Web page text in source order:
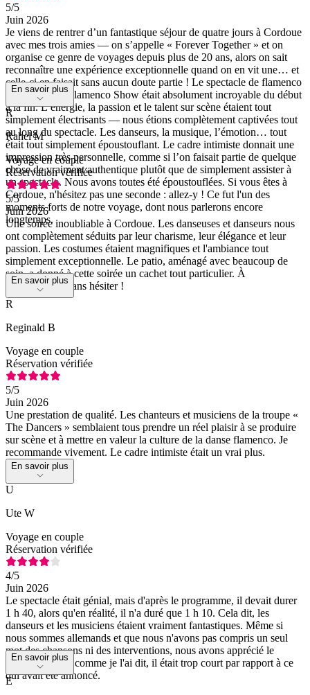
5/5
Juin 2026
Je viens de rentrer d’un fantastique séjour de quatre jours à Cordoue
avec mes trois amies — on s’appelle « Forever Together » et on
organise ce genre de voyages depuis plus de 20 ans, alors on sait
reconnaître une expérience exceptionnelle quand on en vit une… et
celle-ci en faisait sans aucun doute partie ! Le spectacle de flamenco
à El Cardenal Flamenco Show était absolument incroyable du début
à la fin. L’énergie, la passion et le talent sur scène étaient tout
simplement électrisants — nous étions complètement captivées tout
au long du spectacle. Les danseurs, la musique, l’émotion… tout
était tout simplement époustouflant. Le cadre intimiste donnait une
impression très personnelle, comme si l’on faisait partie de quelque
chose de vraiment authentique plutôt que de simplement assister à
un spectacle. Nous avons toutes été époustouflées. Si vous êtes à
Cordoue, n'hésitez pas une seconde : allez-y ! Ce fut l'un des
moments forts de notre voyage, dont nous parlerons encore
longtemps.
En savoir plus
R
Rahel M
Voyage en couple
Réservation vérifiée
5/5
Juin 2026
Une soirée inoubliable à Cordoue. Les danseuses et danseurs nous
ont complètement séduits par leur charisme, leur élégance et leur
passion. Les costumes étaient magnifiques et l'ambiance tout
simplement exceptionnelle. Le patio, aménagé avec beaucoup de
soin, a donné à cette soirée un cachet tout particulier. À
recommander sans hésiter !
En savoir plus
R
Reginald B
Voyage en couple
Réservation vérifiée
5/5
Juin 2026
Une prestation de qualité. Les chanteurs et musiciens de la troupe «
The Dancers » semblaient tous prendre un réel plaisir à se produire
sur scène et à mettre en valeur la culture de la danse flamenco. Je
recommande vivement. Le cadre intimiste était un vrai plus.
En savoir plus
U
Ute W
Voyage en couple
Réservation vérifiée
4/5
Juin 2026
Le spectacle était génial, mais d'après le programme, il devait durer
1 h 40, alors qu'en réalité, il n'a duré que 1 h 10. Cela dit, les
danseurs et les musiciens étaient vraiment fantastiques. Même si
nous sommes allemands et que nous n'avons pas compris un seul
mot des chansons ni des interventions, nous avons apprécié le
spectacle. Mais comme je l'ai dit, il était trop court par rapport à ce
qui avait été annoncé.
En savoir plus
E